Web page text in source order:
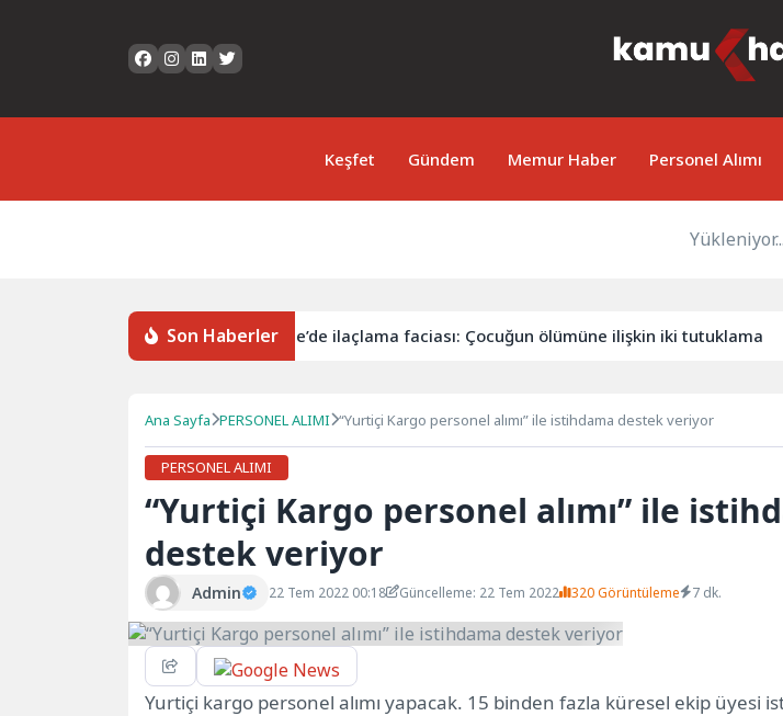
Keşfet Gündem Memur Haber Personel Alımı
Yükleniyor...
Son Haberler
Çanakkale’de ilaçlama faciası: Çocuğun ölümüne ilişkin iki tutuklama
Ana Sayfa PERSONEL ALIMI “Yurtiçi Kargo personel alımı” ile istihdama destek veriyor
PERSONEL ALIMI
“Yurtiçi Kargo personel alımı” ile
destek veriyor
Admin 22 Tem 2022 00:18 Güncelleme: 22 Tem 2022 320 Görüntüleme 7 dk.
Yurtiçi kargo personel alımı yapacak. 15 binden fazla küresel ekip üyesi